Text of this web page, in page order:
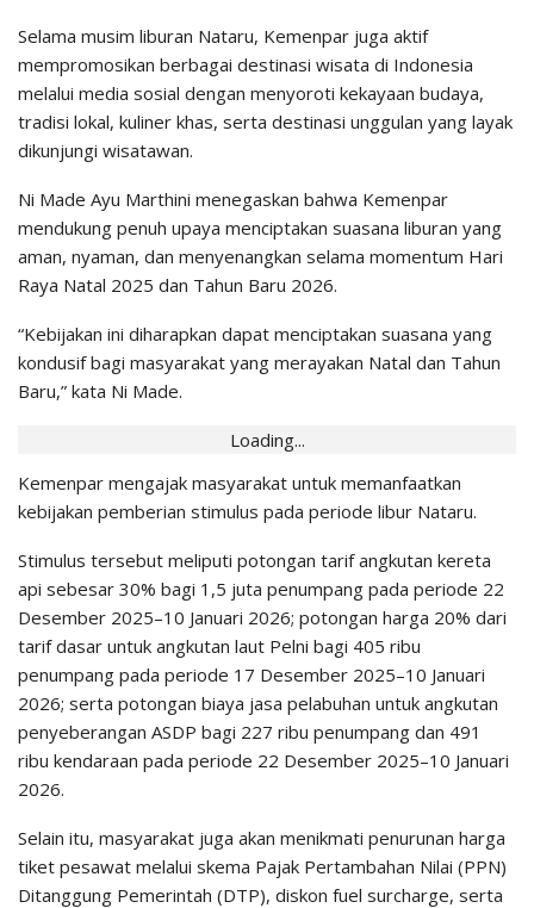
Selama musim liburan Nataru, Kemenpar juga aktif
mempromosikan berbagai destinasi wisata di Indonesia
melalui media sosial dengan menyoroti kekayaan budaya,
tradisi lokal, kuliner khas, serta destinasi unggulan yang layak
dikunjungi wisatawan.
Ni Made Ayu Marthini menegaskan bahwa Kemenpar
mendukung penuh upaya menciptakan suasana liburan yang
aman, nyaman, dan menyenangkan selama momentum Hari
Raya Natal 2025 dan Tahun Baru 2026.
“Kebijakan ini diharapkan dapat menciptakan suasana yang
kondusif bagi masyarakat yang merayakan Natal dan Tahun
Baru,” kata Ni Made.
Loading...
Kemenpar mengajak masyarakat untuk memanfaatkan
kebijakan pemberian stimulus pada periode libur Nataru.
Stimulus tersebut meliputi potongan tarif angkutan kereta
api sebesar 30% bagi 1,5 juta penumpang pada periode 22
Desember 2025–10 Januari 2026; potongan harga 20% dari
tarif dasar untuk angkutan laut Pelni bagi 405 ribu
penumpang pada periode 17 Desember 2025–10 Januari
2026; serta potongan biaya jasa pelabuhan untuk angkutan
penyeberangan ASDP bagi 227 ribu penumpang dan 491
ribu kendaraan pada periode 22 Desember 2025–10 Januari
2026.
Selain itu, masyarakat juga akan menikmati penurunan harga
tiket pesawat melalui skema Pajak Pertambahan Nilai (PPN)
Ditanggung Pemerintah (DTP), diskon fuel surcharge, serta